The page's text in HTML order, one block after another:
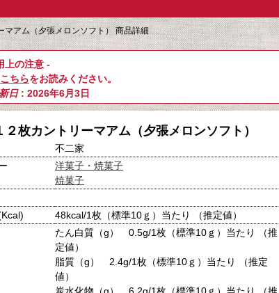
マアム（夕張メロンソフト） 商品詳細
上の注意 -
こちらをお読みください。
日: 2026年6月3日
２枚カントリーマアム（夕張メロンソフト）
不二家
洋菓子・焼菓子
焼菓子
48kcal/1枚（標準10ｇ）当たり （推定値）
たん白質（g） 0.5g/1枚（標準10ｇ）当たり （推
定値）
脂質（g） 2.4g/1枚（標準10ｇ）当たり （推定
値）